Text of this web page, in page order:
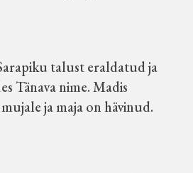
talust eraldatud ja
Tänava nime. Madis
ja maja on hävinud.